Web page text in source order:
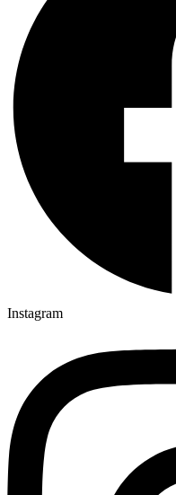
Instagram